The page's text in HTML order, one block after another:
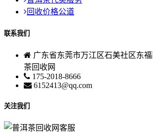
回收价格公道
联系我们
广东省东莞市万江区石美社区东
茶回收网
175-2018-8666
6152413@qq.com
关注我们